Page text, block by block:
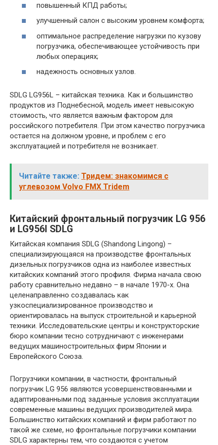
повышенный КПД работы;
улучшенный салон с высоким уровнем комфорта;
оптимальное распределение нагрузки по кузову
погрузчика, обеспечивающее устойчивость при
любых операциях;
надежность основных узлов.
SDLG LG956L – китайская техника. Как и большинство
продуктов из Поднебесной, модель имеет невысокую
стоимость, что является важным фактором для
российского потребителя. При этом качество погрузчика
остается на должном уровне, и проблем с его
эксплуатацией и потребителя не возникает.
Читайте также: Тридем: знакомимся с
углевозом Volvo FMX Tridem
Китайский фронтальный погрузчик LG 956
и LG956l SDLG
Китайская компания SDLG (Shandong Lingong) –
специализирующаяся на производстве фронтальных
дизельных погрузчиков одна из наиболее известных
китайских компаний этого профиля. Фирма начала свою
работу сравнительно недавно – в начале 1970-х. Она
целенаправленно создавалась как
узкоспециализированное производство и
ориентировалась на выпуск строительной и карьерной
техники. Исследовательские центры и конструкторские
бюро компании тесно сотрудничают с инженерами
ведущих машиностроительных фирм Японии и
Европейского Союза.
Погрузчики компании, в частности, фронтальный
погрузчик LG 956 являются усовершенствованными и
адаптированными под заданные условия эксплуатации
современные машины ведущих производителей мира.
Большинство китайских компаний и фирм работают по
такой же схеме, но фронтальные погрузчики компании
SDLG характерны тем, что создаются с учетом